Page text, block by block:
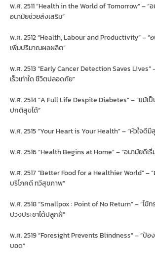
พ.ศ. 2511 “Health in the World of Tomorrow” – “
อนามัยช่วยส่งเสริม”
พ.ศ. 2512 “Health, Labour and Productivity” – “
เพิ่มปริมาณผลผลิต”
พ.ศ. 2513 “Early Cancer Detection Saves Lives”
เร็วเท่าใด ชีวิตปลอดภัย”
พ.ศ. 2514 “A Full Life Despite Diabetes” – “แม้เ
ปกติสุขได้”
พ.ศ. 2515 “Your Heart is Your Health” – “หัวใจดีมี
พ.ศ. 2516 “Health Begins at Home” – “อนามัยดีเริ่
พ.ศ. 2517 “Better Food for a Healthier World” –
บริโภคดี ทวีสุขภาพ”
พ.ศ. 2518 “Smallpox : Point of No Return” – “ไข้
ปวงประชาได้ปลูกฝี”
พ.ศ. 2519 “Foresight Prevents Blindness” – “ป้อ
บอด”